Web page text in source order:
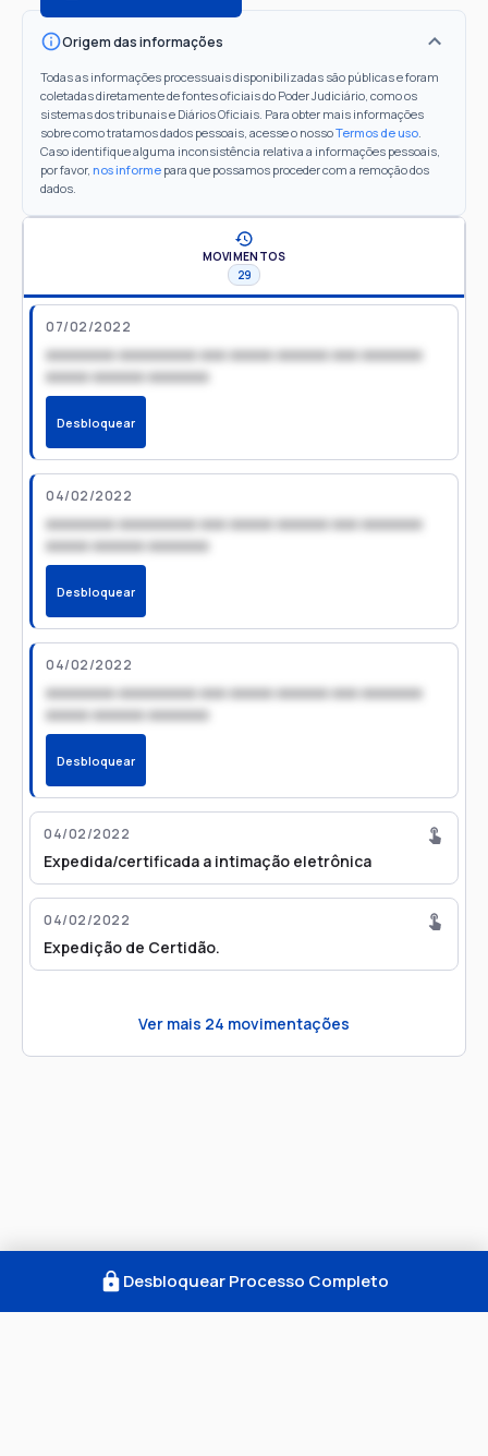
Origem das informações
Todas as informações processuais disponibilizadas são públicas e foram
coletadas diretamente de fontes oficiais do Poder Judiciário, como os
sistemas dos tribunais e Diários Oficiais. Para obter mais informações
sobre como tratamos dados pessoais, acesse o nossoTermos de uso.
Caso identifique alguma inconsistência relativa a informações pessoais,
por favor, nos informe para que possamos proceder com a remoção dos
dados.
MOVIMENTOS
29
07/02/2022
xxxxxxxx xxxxxxxxx xxx xxxxx xxxxxx xxx xxxxxxx
xxxxx xxxxxx xxxxxxx
Desbloquear
04/02/2022
xxxxxxxx xxxxxxxxx xxx xxxxx xxxxxx xxx xxxxxxx
xxxxx xxxxxx xxxxxxx
Desbloquear
04/02/2022
xxxxxxxx xxxxxxxxx xxx xxxxx xxxxxx xxx xxxxxxx
xxxxx xxxxxx xxxxxxx
Desbloquear
04/02/2022
Expedida/certificada a intimação eletrônica
04/02/2022
Expedição de Certidão.
Ver mais 24 movimentações
Desbloquear Processo Completo